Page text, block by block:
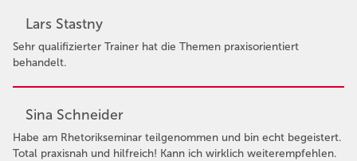
Lars Stastny
Sehr qualifizierter Trainer hat die Themen praxisorientiert
behandelt.
Sina Schneider
Habe am Rhetorikseminar teilgenommen und bin echt begeistert.
Total praxisnah und hilfreich! Kann ich wirklich weiterempfehlen.